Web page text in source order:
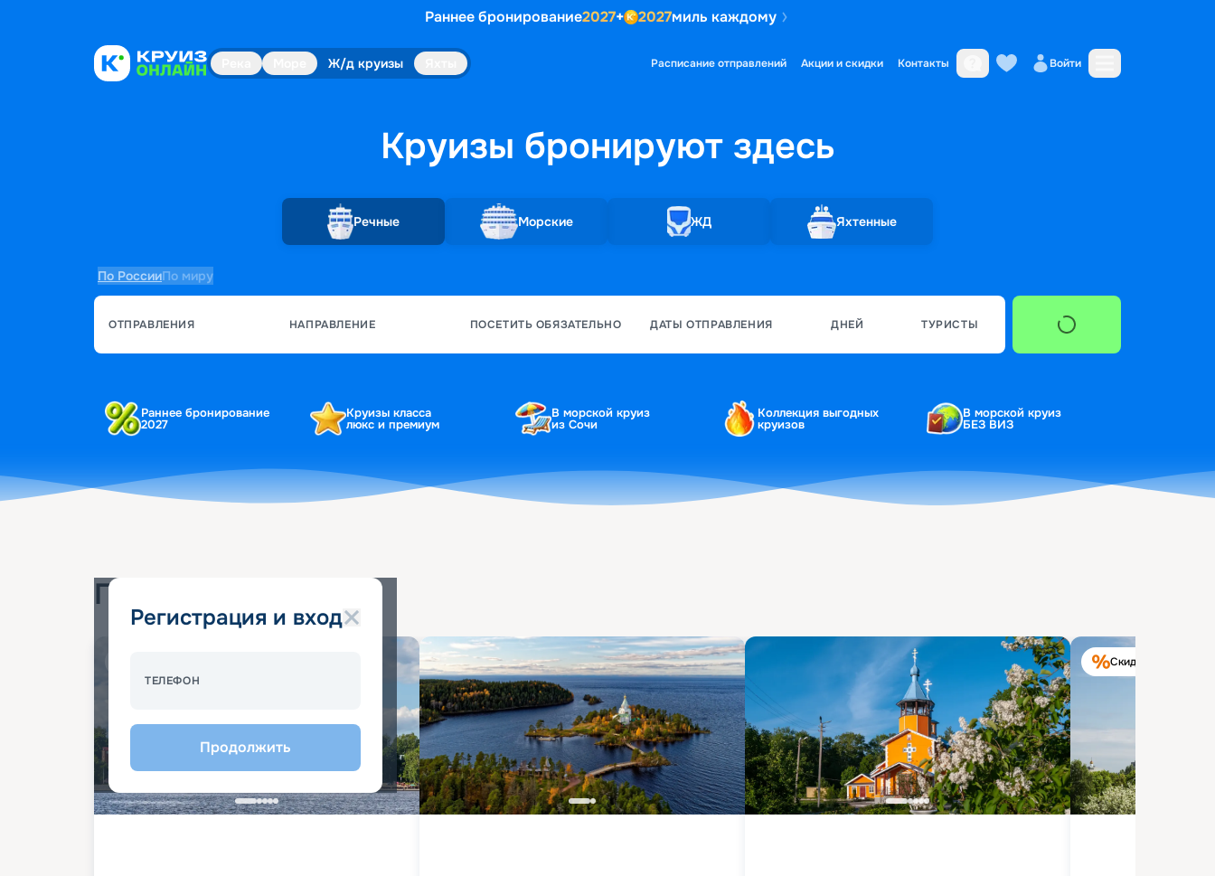
Раннее бронирование2027+ 2027миль каждому
Ж/д круизы Расписание отправлений Акции и скидки Контакты Войти
Круизы бронируютздесь
Речные Морские ЖД Яхтенные
По РоссииПо миру
ОТПРАВЛЕНИЯ НАПРАВЛЕНИЕ ПОСЕТИТЬ ОБЯЗАТЕЛЬНО ДАТЫ ОТПРАВЛЕНИЯ ДНЕЙ ТУРИСТЫ
Раннее бронирование
2027
Круизы класса
люкс и премиум
В морской круиз
из Сочи
Коллекция выгодных
круизов
В морской круиз
БЕЗ ВИЗ
Регистрация и вход
ТЕЛЕФОН
Продолжить
Популярные круизы
Скидка на круиз